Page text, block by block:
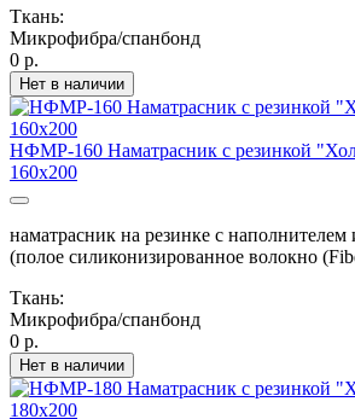
Ткань:
Микрофибра/спанбонд
0 р.
Нет в наличии
НФМР-160 Наматрасник с резинкой
160х200
наматрасник на резинке с
(полое силиконизированное волокно
Ткань:
Микрофибра/спанбонд
0 р.
Нет в наличии